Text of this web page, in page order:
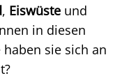
, Eiswüste und
in diesen
sie sich an